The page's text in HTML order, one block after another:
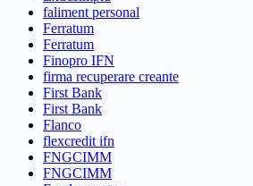
faliment personal
Ferratum
Ferratum
Finopro IFN
firma recuperare creante
First Bank
First Bank
Flanco
flexcredit ifn
FNGCIMM
FNGCIMM